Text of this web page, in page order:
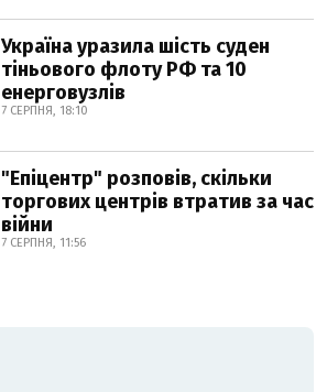
Україна уразила шість суден
тіньового флоту РФ та 10
енерговузлів
7 СЕРПНЯ, 18:10
"Епіцентр" розповів, скільки
торгових центрів втратив за час
війни
7 СЕРПНЯ, 11:56